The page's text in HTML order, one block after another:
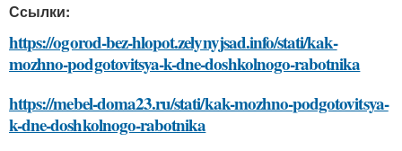
Ссылки:
https://ogorod-bez-hlopot.zelynyjsad.info/stati/kak-
mozhno-podgotovitsya-k-dne-doshkolnogo-rabotnika
https://mebel-doma23.ru/stati/kak-mozhno-podgotovitsya-
k-dne-doshkolnogo-rabotnika